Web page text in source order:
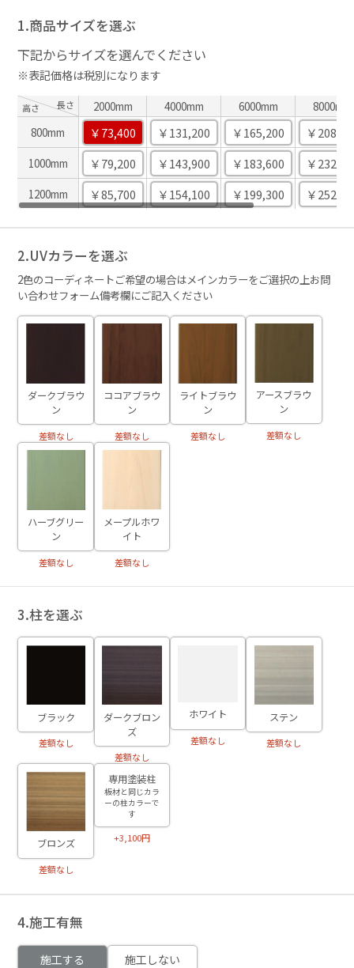
1.商品サイズを選ぶ
下記からサイズを選んでください
※表記価格は税別になります
高さ 長さ 2000mm 4000mm 6000mm
8000mm
800mm
￥73,400 ￥131,200 ￥165,200 ￥
1000mm ￥79,200 ￥143,900 ￥183,600 ￥
1200mm ￥85,700 ￥154,100 ￥199,300 ￥
2.UVカラーを選ぶ
2色のコーディネートご希望の場合はメインカラーをご選択の上お問
い合わせフォーム備考欄にご記入ください
ダークブラウ
ン
差額なし
ココアブラウ
ン
差額なし
ライトブラウ
ン
差額なし
アースブラウ
ン
差額なし
ハーブグリー
ン
差額なし
メープルホワ
イト
差額なし
3.柱を選ぶ
ブラック
差額なし
ダークブロン
ズ
差額なし
ホワイト
差額なし
ステン
差額なし
ブロンズ
差額なし
専用塗装柱
板材と同じカラ
ーの柱カラーで
す
+3,100円
4.施工有無
施工する 施工しない